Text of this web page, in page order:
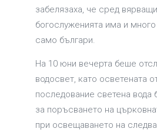
забелязаха, че сред
богослуженията има и
само българи.
На 10 юни вечерта беше
водосвет, като осветената
последование светена вода
за поръсването на
при освещаването на